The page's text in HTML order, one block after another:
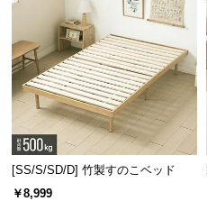
[SS/S/SD/D] 竹製すのこベッド
￥8,999